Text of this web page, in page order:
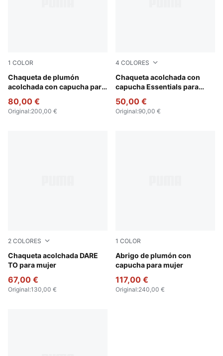
1 COLOR
Chaqueta de plumón
acolchada con capucha para
Light Moss
80,00 €
Original:200,00 €
4 COLORES
Chaqueta acolchada con
capucha Essentials para
Ruby Shimmer
50,00 €
Original:90,00 €
2 COLORES
Chaqueta acolchada DARE
TO para mujer
Puma Black
67,00 €
Original:130,00 €
1 COLOR
Abrigo de plumón con
capucha para mujer
Puma Black
117,00 €
Original:240,00 €